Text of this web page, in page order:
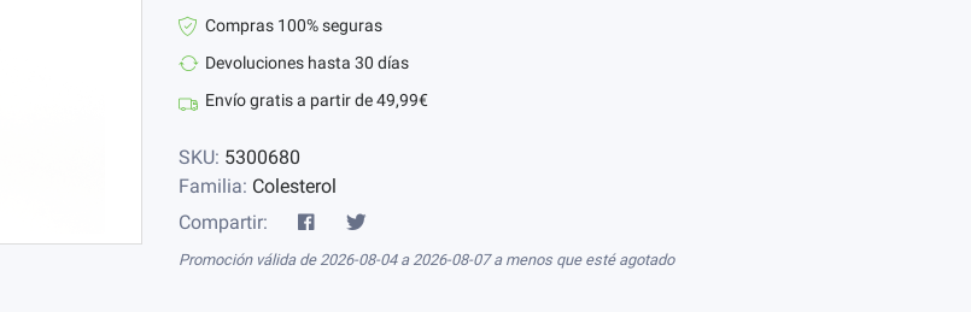
Compras 100% seguras
Devoluciones hasta 30 días
Envío gratis a partir de 49,99€
SKU: 5300680
Familia: Colesterol
Compartir:
Promoción válida de 2026-08-04 a 2026-08-07 a menos que esté agotado